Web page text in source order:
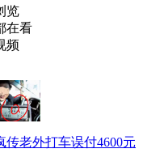
览
在看
频
传老外打车误付4600元